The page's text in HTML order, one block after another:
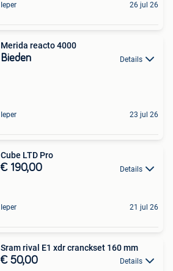
Ieper 26 jul 26
Merida reacto 4000
Bieden Details
Ieper 23 jul 26
Cube LTD Pro
€ 190,00 Details
Ieper 21 jul 26
Sram rival E1 xdr cranckset 160 mm
€ 50,00 Details